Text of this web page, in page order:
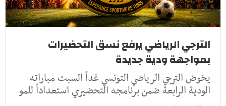
الترجي الرياضي يرفع نسق التحضيرات
بمواجهة ودية جديدة
يخوض الترجي الرياضي التونسي غداً السبت مباراته
الودية الرابعة ضمن برنامجه التحضيري استعداداً للمو